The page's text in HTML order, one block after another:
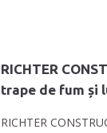
RICHTER
trape de fum și
RICHTER